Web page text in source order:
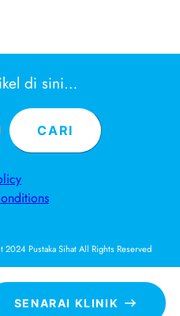
SENARAI KLINIK
di sini…
CARI
Pustaka Sihat All Rights Reserved